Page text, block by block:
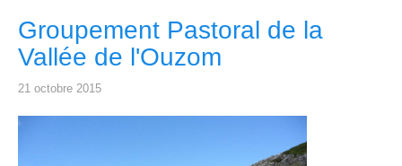
Groupement Pastoral de la
Vallée de l'Ouzom
21 octobre 2015